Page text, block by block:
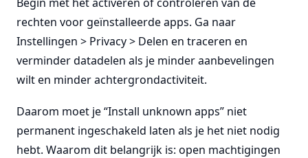
rechten voor geïnstalleerde apps. Ga naar
Instellingen > Privacy > Delen en traceren en
verminder datadelen als je minder aanbevelingen
wilt en minder achtergrondactiviteit.
Daarom moet je “Install unknown apps” niet
permanent ingeschakeld laten als je het niet nodig
hebt. Waarom dit belangrijk is: open machtigingen